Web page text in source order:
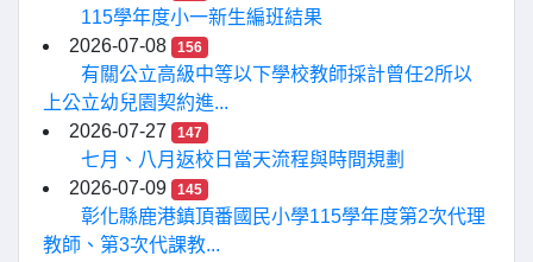
115學年度小一新生編班結果
2026-07-08
156
有關公立高級中等以下學校教師採計曾任2所以
上公立幼兒園契約進...
2026-07-27
147
七月、八月返校日當天流程與時間規劃
2026-07-09
145
彰化縣鹿港鎮頂番國民小學115學年度第2次代理
教師、第3次代課教...